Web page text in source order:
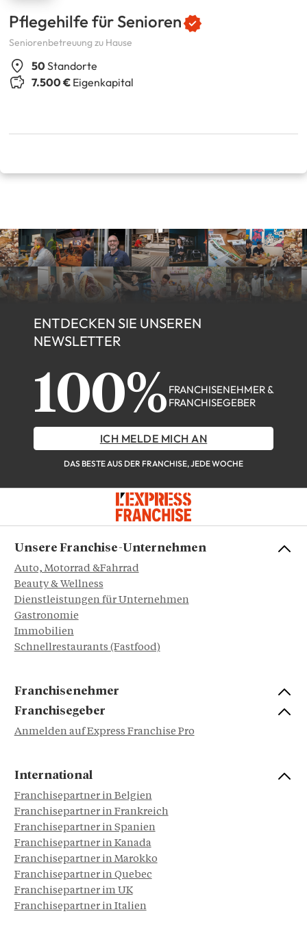
Pflegehilfe für Senioren
Seniorenbetreuung zu Hause
50 Standorte
7.500 € Eigenkapital
ENTDECKEN SIE UNSEREN
NEWSLETTER
100% FRANCHISENEHMER &
FRANCHISEGEBER
ICH MELDE MICH AN
DAS BESTE AUS DER FRANCHISE, JEDE WOCHE
Unsere Franchise-Unternehmen
Auto, Motorrad &Fahrrad
Beauty & Wellness
Dienstleistungen für Unternehmen
Gastronomie
Immobilien
Schnellrestaurants (Fastfood)
Franchisenehmer
Franchisegeber
Anmelden auf Express Franchise Pro
International
Franchisepartner in Belgien
Franchisepartner in Frankreich
Franchisepartner in Spanien
Franchisepartner in Kanada
Franchisepartner in Marokko
Franchisepartner in Quebec
Franchisepartner im UK
Franchisepartner in Italien